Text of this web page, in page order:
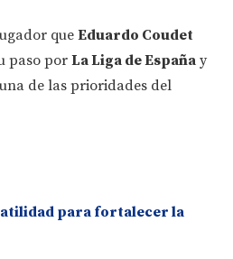
que Eduardo Coudet
paso por La Liga de España y
de las prioridades del
para fortalecer la